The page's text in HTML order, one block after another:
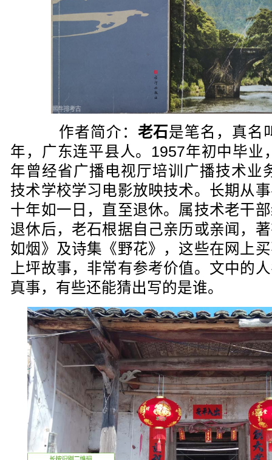
作者简介： 老石是笔名，真名
年，广东连平县人。1957年初中毕业
年曾经省广播电视厅培训广播技术业
技术学校学习电影放映技术。长期从
十年如一日，直至退休。属技术老干
退休后，老石根据自己亲历或亲闻，
如烟》及诗集《野花》，这些在网上
上坪故事，非常有参考价值。文中的
真事，有些还能猜出写的是谁。